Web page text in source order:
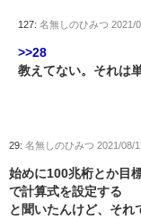
127: 名無しのひみつ 2021/
>>28
教えてない。それは
29: 名無しのひみつ 2021/08/
始めに100兆桁とか目
で計算式を設定する
と聞いたんけど、それ